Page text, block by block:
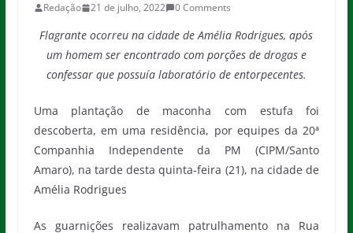
Redação 21 de julho, 2022 0 Comments
Flagrante ocorreu na cidade de Amélia Rodrigues, após
um homem ser encontrado com porções de drogas e
confessar que possuía laboratório de entorpecentes.
Uma plantação de maconha com estufa foi
descoberta, em uma residência, por equipes da 20ª
Companhia Independente da PM (CIPM/Santo
Amaro), na tarde desta quinta-feira (21), na cidade de
Amélia Rodrigues
As guarnições realizavam patrulhamento na Rua